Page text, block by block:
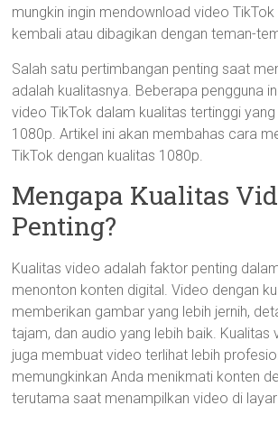
mungkin ingin mendownload video
kembali atau dibagikan dengan teman-
Salah satu pertimbangan penting saat
adalah kualitasnya. Beberapa pengguna
video TikTok dalam kualitas tertinggi
1080p. Artikel ini akan membahas cara
TikTok dengan kualitas 1080p.
Mengapa Kualitas
Penting?
Kualitas video adalah faktor penting
menonton konten digital. Video dengan
memberikan gambar yang lebih jernih,
tajam, dan audio yang lebih baik. Kualitas
juga membuat video terlihat lebih
memungkinkan Anda menikmati konten
terutama saat menampilkan video di